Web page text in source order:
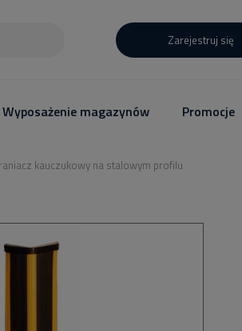
Zarejestruj się
Wyposażenie magazynów Promocje
kauczukowy na stalowym profilu